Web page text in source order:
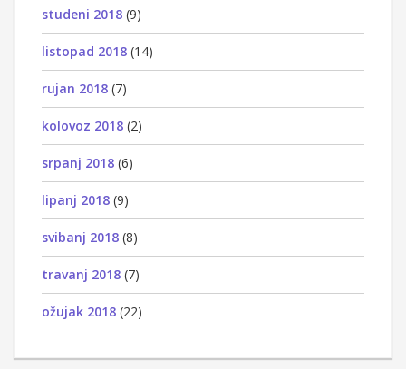
studeni 2018 (9)
listopad 2018 (14)
rujan 2018 (7)
kolovoz 2018 (2)
srpanj 2018 (6)
lipanj 2018 (9)
svibanj 2018 (8)
travanj 2018 (7)
ožujak 2018 (22)